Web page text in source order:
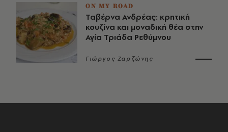
ON MY ROAD
Ταβέρνα Ανδρέας: κρητική
κουζίνα και μοναδική θέα στην
Αγία Τριάδα Ρεθύμνου
Γιώργος Ζαρζώνης